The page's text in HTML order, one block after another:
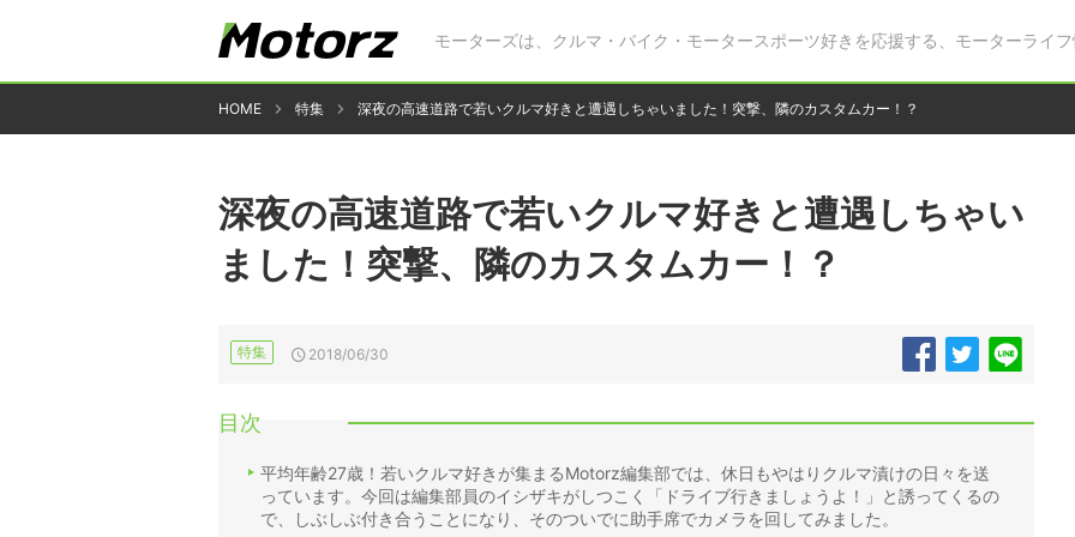
モーターズは、クルマ・バイク・モータースポーツ好きを応援する、モーターライフ
HOME 特集 深夜の高速道路で若いクルマ好きと遭遇しちゃいました！突撃、隣のカスタムカー！？
深夜の高速道路で若いクルマ好きと遭遇しちゃい
ました！突撃、隣のカスタムカー！？
特集 2018/06/30
目次
平均年齢27歳！若いクルマ好きが集まるMotorz編集部では、休日もやはりクルマ漬けの日々を送
っています。今回は編集部員のイシザキがしつこく「ドライブ行きましょうよ！」と誘ってくるの
で、しぶしぶ付き合うことになり、そのついでに助手席でカメラを回してみました。